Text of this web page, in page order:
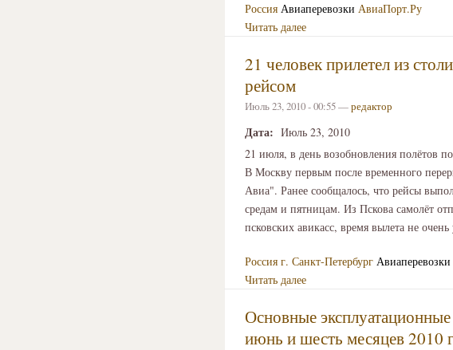
Россия Авиаперевозки АвиаПорт.Ру
Читать далее
21 человек прилетел из
рейсом
Июль 23, 2010 - 00:55 —редактор
Дата: Июль 23, 2010
21 июля, в день возобновления полётов
В Москву первым после временного
Авиа". Ранее сообщалось, что рейсы
средам и пятницам. Из Пскова самолёт
псковских авикасс, время вылета не очень
Россия г. Санкт-Петербург Авиаперевозки
Читать далее
Основные
июнь и шесть месяцев 2010